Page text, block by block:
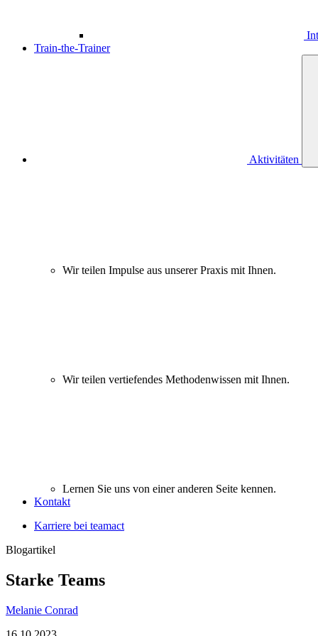
Train-the-Trainer
Aktivitäten
Wir teilen Impulse aus unserer Praxis mit Ihnen.
Wir teilen vertiefendes Methodenwissen mit Ihnen.
Lernen Sie uns von einer anderen Seite kennen.
Kontakt
Karriere bei teamact
Blogartikel
Starke Teams
Melanie Conrad